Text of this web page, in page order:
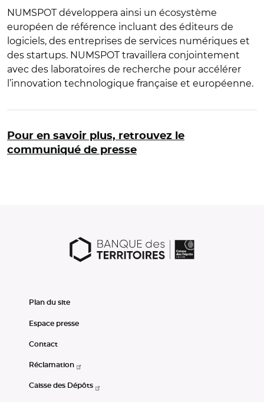
NUMSPOT développera ainsi un écosystème
européen de référence incluant des éditeurs de
logiciels, des entreprises de services numériques et
des startups. NUMSPOT travaillera conjointement
avec des laboratoires de recherche pour accélérer
l’innovation technologique française et européenne.
Pour en savoir plus, retrouvez le
communiqué de presse
Plan du site
Espace presse
Contact
Réclamation
Caisse des Dépôts